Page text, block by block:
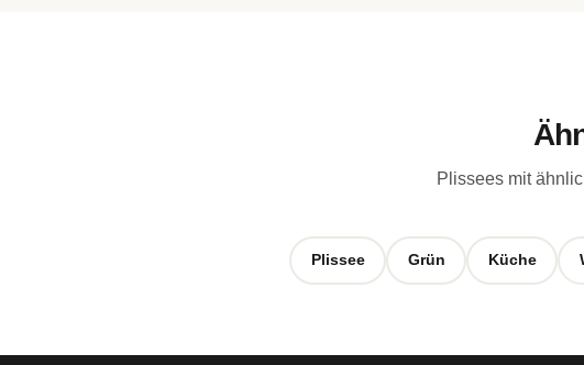
Plissees mit
Plissee Grün Küche